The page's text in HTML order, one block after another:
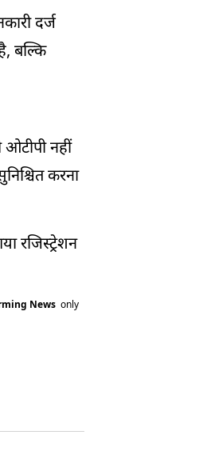
दर्ज
बल्कि
ओटीपी नहीं
करना
रजिस्ट्रेशन
News only